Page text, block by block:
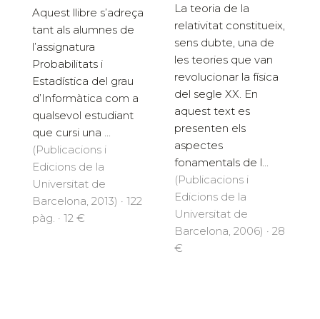
Aquest llibre s’adreça
tant als alumnes de
l’assignatura
Probabilitats i
Estadística del grau
d’Informàtica com a
qualsevol estudiant
que cursi una ...
(Publicacions i
Edicions de la
Universitat de
Barcelona, 2013) · 122
pàg. · 12 €
La teoria de la
relativitat constitueix,
sens dubte, una de
les teories que van
revolucionar la física
del segle XX. En
aquest text es
presenten els
aspectes
fonamentals de l...
(Publicacions i
Edicions de la
Universitat de
Barcelona, 2006) · 28
€